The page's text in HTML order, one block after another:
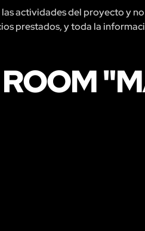
actividades del proyecto y no
prestados, y toda la
ROOM